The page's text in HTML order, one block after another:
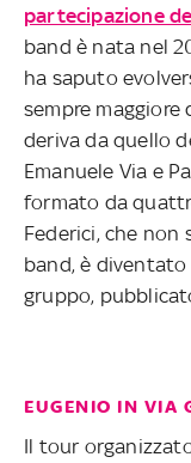
partecipazione
band è nata nel
ha saputo
sempre
deriva da quello
Emanuele Via e
formato da
Federici, che non
band, è
gruppo,
EUGENIO IN VIA
Il tour